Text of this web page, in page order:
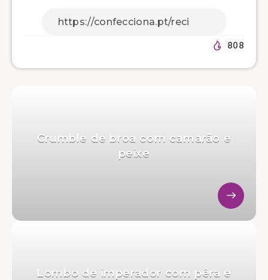
808
Crumble de broa com camarão e
peixe
Lombo de imperador com pêra e